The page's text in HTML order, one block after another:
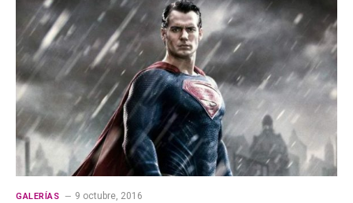
GALERÍAS 9 octubre, 2016